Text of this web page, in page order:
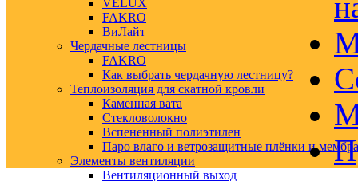
VELUX
FAKRO
ВиЛайт
Чердачные лестницы
FAKRO
Как выбрать чердачную лестницу?
Теплоизоляция для скатной кровли
Каменная вата
Стекловолокно
Вспененный полиэтилен
Паро влаго и ветрозащитные плёнки и
Элементы вентиляции
Вентиляционный выход